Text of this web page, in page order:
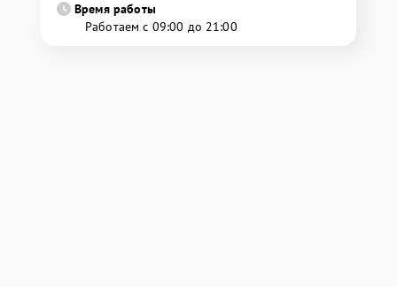
Время работы
Работаем с 09:00 до 21:00